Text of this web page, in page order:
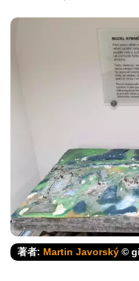
著者: Martin Javorský ©